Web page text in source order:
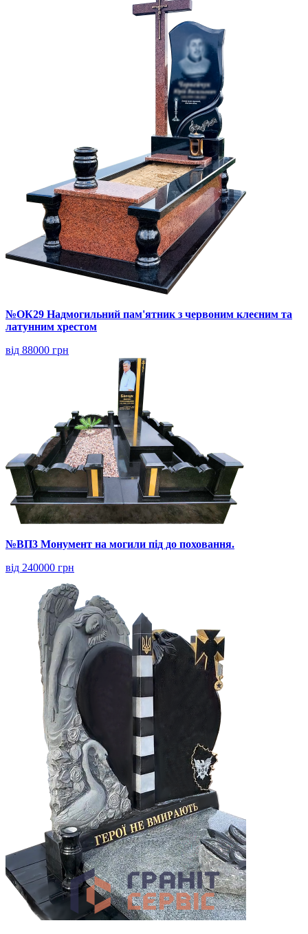
№ОК29 Надмогильний пам'ятник з червоним клеєним та
латунним хрестом
від 88000 грн
№ВП3 Монумент на могили під до поховання.
від 240000 грн